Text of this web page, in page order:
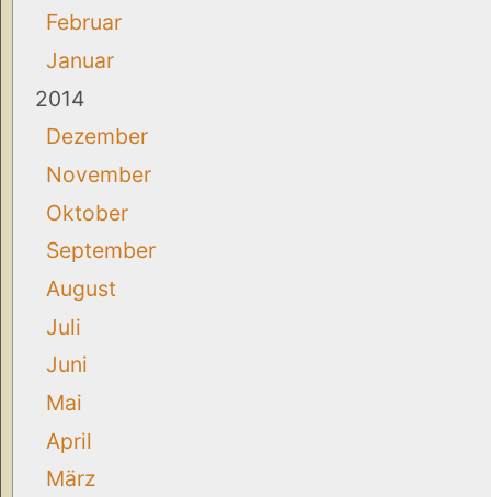
Februar
Januar
2014
Dezember
November
Oktober
September
August
Juli
Juni
Mai
April
März